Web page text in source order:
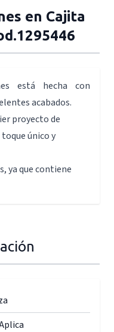
en Cajita
está hecha con
acabados.
proyecto de
único y
ya que contiene